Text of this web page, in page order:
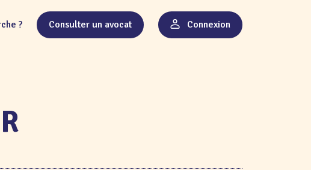
? Consulter un avocat Connexion